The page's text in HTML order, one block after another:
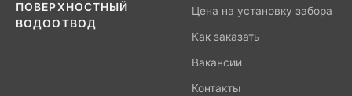
ПОВЕРХНОСТНЫЙ
ВОДООТВОД
Цена на установку забора
Как заказать
Вакансии
Контакты